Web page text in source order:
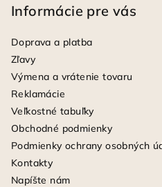
Informácie pre vás
Doprava a platba
Zľavy
Výmena a vrátenie tovaru
Reklamácie
Veľkostné tabuľky
Obchodné podmienky
Podmienky ochrany osobných
Kontakty
Napíšte nám